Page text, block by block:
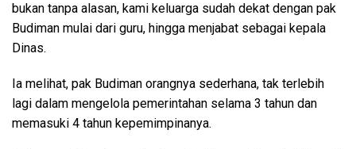
bukan tanpa alasan, kami keluarga sudah dekat dengan pak
Budiman mulai dari guru, hingga menjabat sebagai kepala
Dinas.
Ia melihat, pak Budiman orangnya sederhana, tak terlebih
lagi dalam mengelola pemerintahan selama 3 tahun dan
memasuki 4 tahun kepemimpinanya.